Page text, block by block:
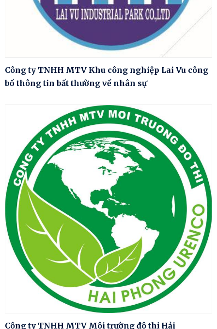
Công ty TNHH MTV Khu công nghiệp Lai Vu công
bố thông tin bất thường về nhân sự
Công ty TNHH MTV Môi trường đô thị Hải